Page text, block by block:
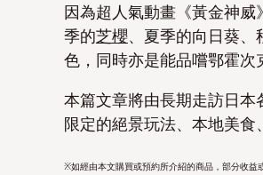
因為超人氣動畫《黃金神
季的芝櫻、夏季的向日葵、
色，同時亦是能品嚐鄂霍次
本篇文章將由長期走訪日
限定的絕景玩法、本地美食
※如經由本文購買或預約所介紹的商品，部分收益